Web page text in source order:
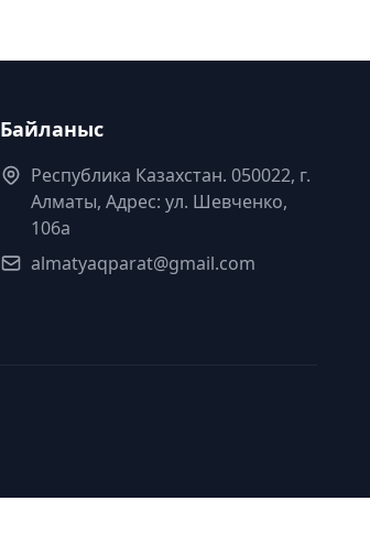
Байланыс
Республика Казахстан. 050022, г.
Алматы, Адрес: ул. Шевченко,
106а
almatyaqparat@gmail.com